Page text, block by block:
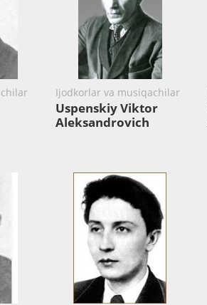
Ijodkorlar va musiqachilar
Uspenskiy Viktor
Aleksandrovich